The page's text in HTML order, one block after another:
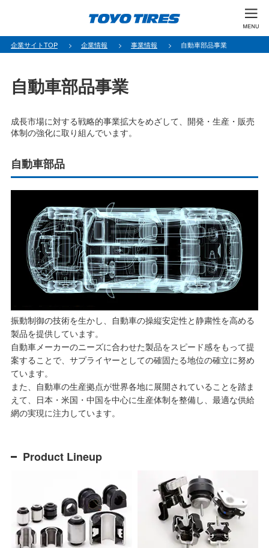
企業サイトTOP 企業情報 事業情報 自動車部品事業
自動車部品事業
成長市場に対する戦略的事業拡大をめざして、開発・生産・販売
体制の強化に取り組んでいます。
自動車部品
振動制御の技術を生かし、自動車の操縦安定性と静粛性を高める
製品を提供しています。
自動車メーカーのニーズに合わせた製品をスピード感をもって提
案することで、サプライヤーとしての確固たる地位の確立に努め
ています。
また、自動車の生産拠点が世界各地に展開されていることを踏ま
えて、日本・米国・中国を中心に生産体制を整備し、最適な供給
網の実現に注力しています。
Product Lineup